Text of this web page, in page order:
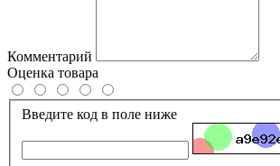
Комментарий
Оценка товара
Введите код в поле ниже